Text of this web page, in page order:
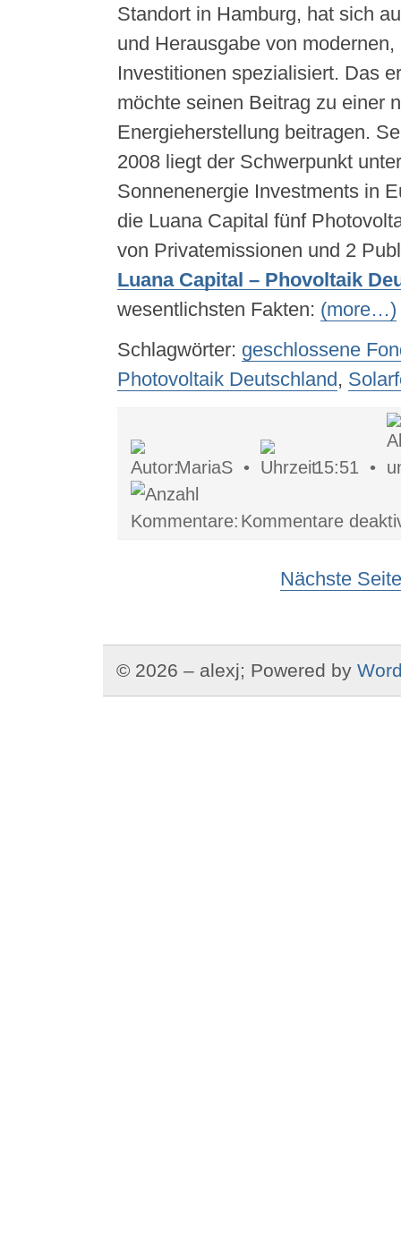
Standort in Hamburg, hat sich
und Herausgabe von
Investitionen spezialisiert. Das
möchte seinen Beitrag zu einer
Energieherstellung beitragen.
2008 liegt der Schwerpunkt
Sonnenenergie Investments in
die Luana Capital fünf
von Privatemissionen und 2
Luana Capital – Phovoltaik
wesentlichsten Fakten: (more…)
Schlagwörter: geschlossene
Photovoltaik Deutschland,
MariaS • 15:51 •
Kommentare
Nächste
© 2026 – alexj; Powered by